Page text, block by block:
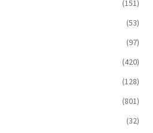
(151)
(53)
(97)
(420)
(128)
(801)
(32)